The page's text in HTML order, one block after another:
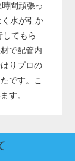
間頑張っ
水が引か
てもら
で配管内
りプロの
です。こ
す。